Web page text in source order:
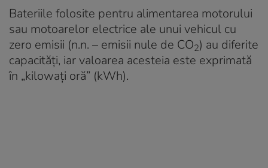
Bateriile folosite pentru alimentarea motorului
sau motoarelor electrice ale unui vehicul cu
zero emisii (n.n. – emisii nule de CO2) au diferite
capacități, iar valoarea acesteia este exprimată
în „kilowați oră” (kWh).